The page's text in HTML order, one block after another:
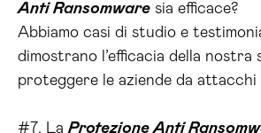
Anti Ransomware sia efficace?
Abbiamo casi di studio e
dimostrano l’efficacia della nostra
proteggere le aziende da attacchi
#7. La Protezione Anti